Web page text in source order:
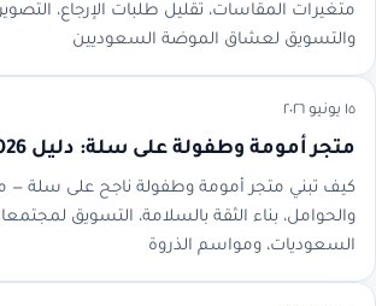
متغيرات المقاسات، تقليل طلبات الإرجاع، التصوير
والتسويق لعشاق الموضة السعوديين
١٥ يونيو ٢٠٢٦
متجر أمومة وطفولة على سلة: دليل 2026
كيف تبني متجر أمومة وطفولة ناجح على سلة —
والحوامل، بناء الثقة بالسلامة، التسويق
السعوديات، ومواسم الذروة